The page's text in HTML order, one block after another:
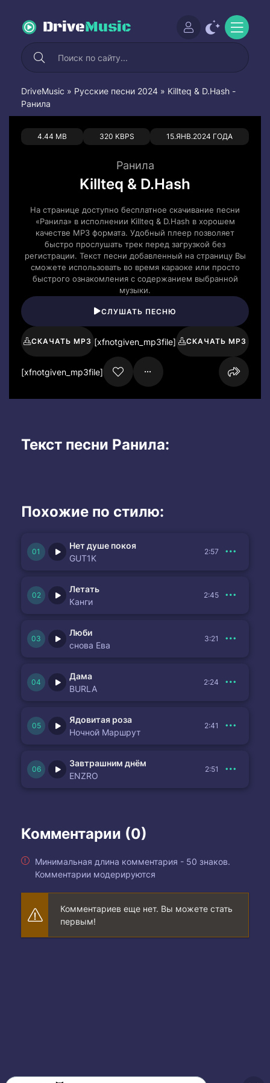
DriveMusic
DriveMusic » Русские песни 2024 » Killteq & D.Hash -
Ранила
4.44 MB 320 KBPS 15.ЯНВ.2024 ГОДА
0 0
Ранила
Killteq & D.Hash
На странице доступно бесплатное скачивание песни
«Ранила» в исполнении Killteq & D.Hash в хорошем
качестве MP3 формата. Удобный плеер позволяет
быстро прослушать трек перед загрузкой без
регистрации. Текст песни добавленный на страницу Вы
сможете использовать во время караоке или просто
быстрого ознакомления с содержанием выбранной
музыки.
СЛУШАТЬ ПЕСНЮ
СКАЧАТЬ MP3 [xfnotgiven_mp3file] СКАЧАТЬ MP3
[xfnotgiven_mp3file]
Текст песни Ранила:
Похожие по стилю:
Нет душе покоя
GUT1K
2:57
Летать
Канги
2:45
Люби
снова Ева
3:21
Дама
BURLA
2:24
Ядовитая роза
Ночной Маршрут
2:41
Завтрашним днём
ENZRO
2:51
Комментарии (0)
Минимальная длина комментария - 50 знаков.
Комментарии модерируются
Комментариев еще нет. Вы можете стать
первым!